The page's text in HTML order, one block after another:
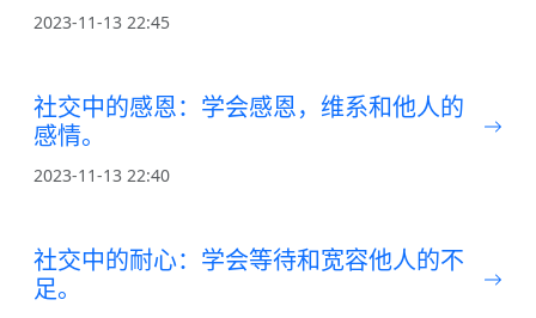
2023-11-13 22:45
社交中的感恩：学会感恩，维系和他人的
感情。
2023-11-13 22:40
社交中的耐心：学会等待和宽容他人的不
足。